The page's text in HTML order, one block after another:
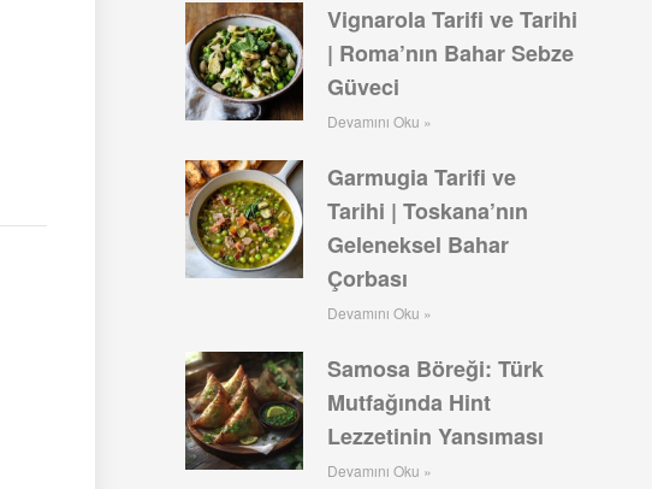
Vignarola Tarifi ve Tarihi
| Roma’nın Bahar Sebze
Güveci
Devamını Oku »
Garmugia Tarifi ve
Tarihi | Toskana’nın
Geleneksel Bahar
Çorbası
Devamını Oku »
Samosa Böreği: Türk
Mutfağında Hint
Lezzetinin Yansıması
Devamını Oku »